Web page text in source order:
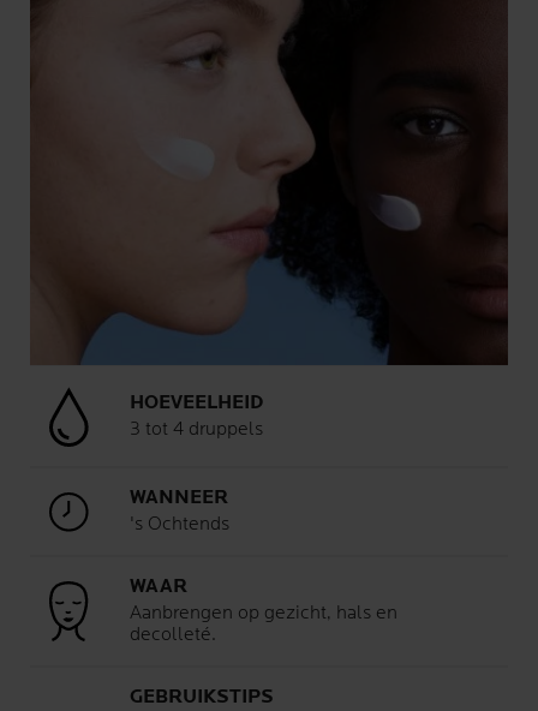
HOEVEELHEID
3 tot 4 druppels
WANNEER
's Ochtends
WAAR
Aanbrengen op gezicht, hals en
decolleté.
GEBRUIKSTIPS